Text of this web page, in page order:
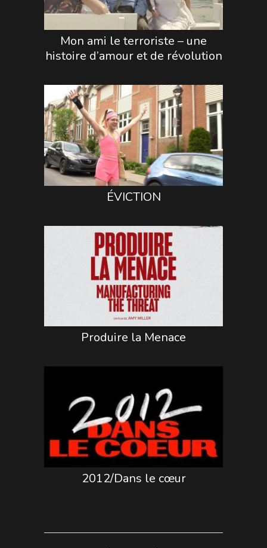
Mon ami le terroriste – une
histoire d’amour et de révolution
ÉVICTION
Produire la Menace
2012/Dans le cœur